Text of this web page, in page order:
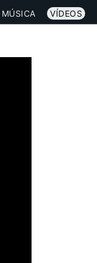
MÚSICA VÍDEOS